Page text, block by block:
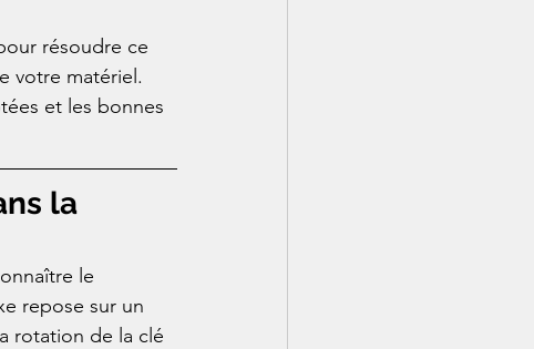
résoudre ce
votre matériel.
et les bonnes
la
le
repose sur un
rotation de la clé